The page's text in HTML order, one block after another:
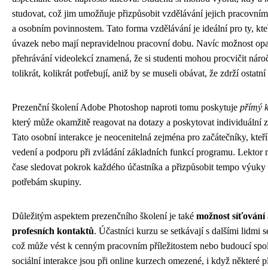
studovat, což jim umožňuje přizpůsobit vzdělávání jejich
a osobním povinnostem. Tato forma vzdělávání je ideální pro ty,
úvazek nebo mají nepravidelnou pracovní dobu. Navíc možnost
přehrávání videolekcí znamená, že si studenti mohou procvičit
tolikrát, kolikrát potřebují, aniž by se museli obávat, že zdrží
Prezenční školení Adobe Photoshop naproti tomu poskytuje přímý
který může okamžitě reagovat na dotazy a poskytovat individuální
Tato osobní interakce je neocenitelná zejména pro začátečníky,
vedení a podporu při zvládání základních funkcí programu. Lektor
čase sledovat pokrok každého účastníka a přizpůsobit tempo
potřebám skupiny.
Důležitým aspektem prezenčního školení je také možnost síťování
profesních kontaktů. Účastníci kurzu se setkávají s dalšími lidmi
což může vést k cenným pracovním příležitostem nebo budoucí
sociální interakce jsou při online kurzech omezené, i když některé